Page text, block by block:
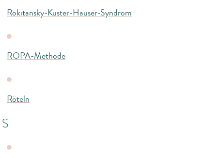
Rokitansky-Küster-Hauser-Syndrom
ROPA-Methode
Röteln
S